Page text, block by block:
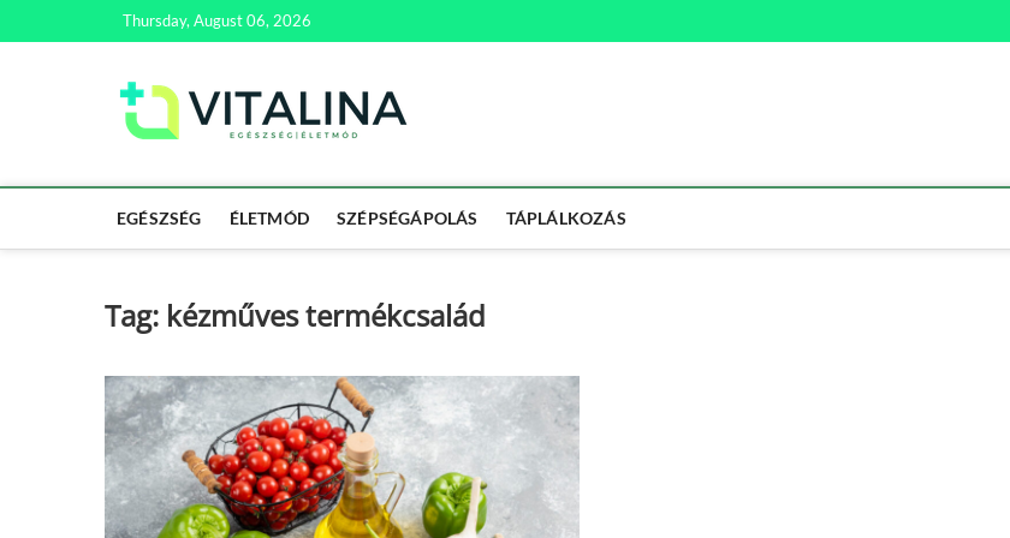
to
Thursday, August 06, 2026
EGÉSZSÉG ÉLETMÓD SZÉPSÉGÁPOLÁS TÁPLÁLKOZÁS
Tag: kézműves termékcsalád